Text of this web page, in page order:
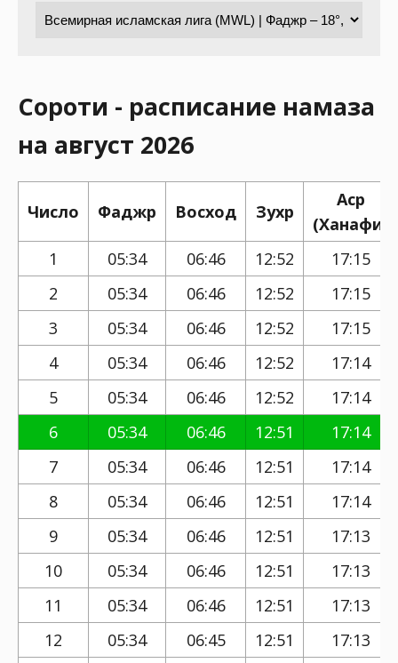
Сороти - расписание намаза
на август 2026
Число Фаджр Восход Зухр
Аср
(Ханафи)
1
05:34 06:46 12:52
17:15
2
05:34 06:46 12:52
17:15
3
05:34 06:46 12:52
17:15
4
05:34 06:46 12:52
17:14
5
05:34 06:46 12:52
17:14
6
05:34 06:46 12:51
17:14
7
05:34 06:46 12:51
17:14
8
05:34 06:46 12:51
17:14
9
05:34 06:46 12:51
17:13
10
05:34 06:46 12:51
17:13
11
05:34 06:46 12:51
17:13
12
05:34 06:45 12:51
17:13